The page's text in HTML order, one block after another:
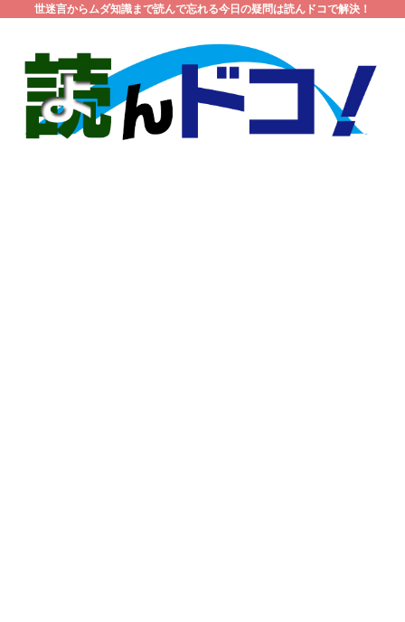
世迷言からムダ知識まで読んで忘れる今日の疑問は読んドコで解決！